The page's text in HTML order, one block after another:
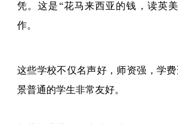
凭。这是“花马来西亚的钱，读英
作。
这些学校不仅名声好，师资强，学
景普通的学生非常友好。